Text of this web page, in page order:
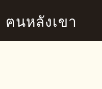
ฅนหลังเขา